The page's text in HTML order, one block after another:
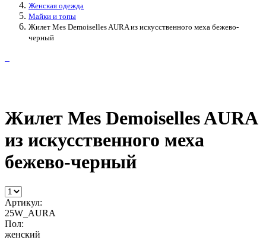
Женская одежда
Майки и топы
Жилет Mes Demoiselles AURA из искусственного меха бежево-
черный
Жилет Mes Demoiselles AURA
из искусственного меха
бежево-черный
Артикул:
25W_AURA
Пол:
женский